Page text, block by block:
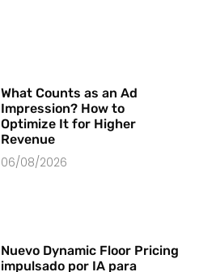
What Counts as an Ad
Impression? How to
Optimize It for Higher
Revenue
06/08/2026
Nuevo Dynamic Floor Pricing
impulsado por IA para